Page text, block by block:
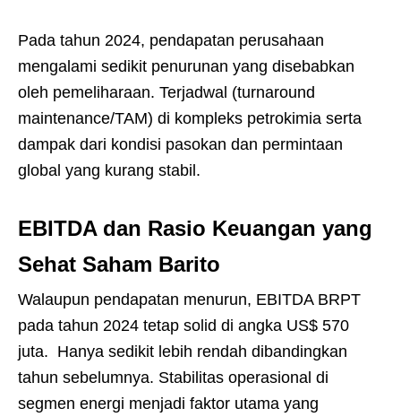
Pada tahun 2024, pendapatan perusahaan
mengalami sedikit penurunan yang disebabkan
oleh pemeliharaan. Terjadwal (turnaround
maintenance/TAM) di kompleks petrokimia serta
dampak dari kondisi pasokan dan permintaan
global yang kurang stabil.
EBITDA dan Rasio Keuangan yang
Sehat Saham Barito
Walaupun pendapatan menurun, EBITDA BRPT
pada tahun 2024 tetap solid di angka US$ 570
juta. Hanya sedikit lebih rendah dibandingkan
tahun sebelumnya. Stabilitas operasional di
segmen energi menjadi faktor utama yang